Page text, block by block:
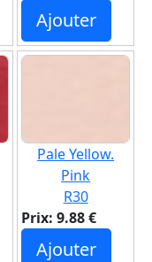
Ajouter
Pale Yellow.
Pink
R30
Prix: 9.88 €
Ajouter